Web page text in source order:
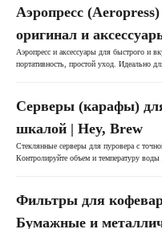
Аэропресс
оригинал и
Аэропресс и аксессуары для быстрого и
портативность, простой уход. Идеально
Серверы (карафы)
шкалой | Hey, Brew
Стеклянные серверы для пуровера с
Контролируйте объем и температуру воды
Фильтры для
Бумажные и